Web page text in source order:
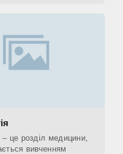
– це розділ медицини,
вивченням